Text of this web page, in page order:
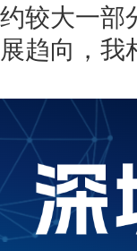
约较大一部
展趋向，我